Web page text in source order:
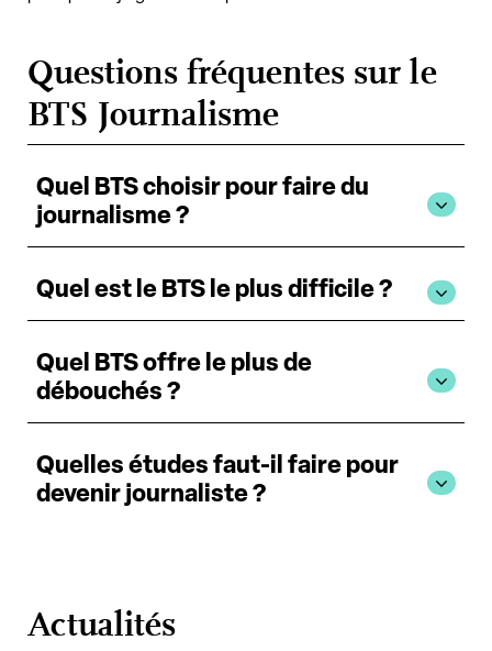
Questions fréquentes sur le
BTS Journalisme
Quel BTS choisir pour faire du
journalisme ?
Quel est le BTS le plus difficile ?
Quel BTS offre le plus de
débouchés ?
Quelles études faut-il faire pour
devenir journaliste ?
Actualités